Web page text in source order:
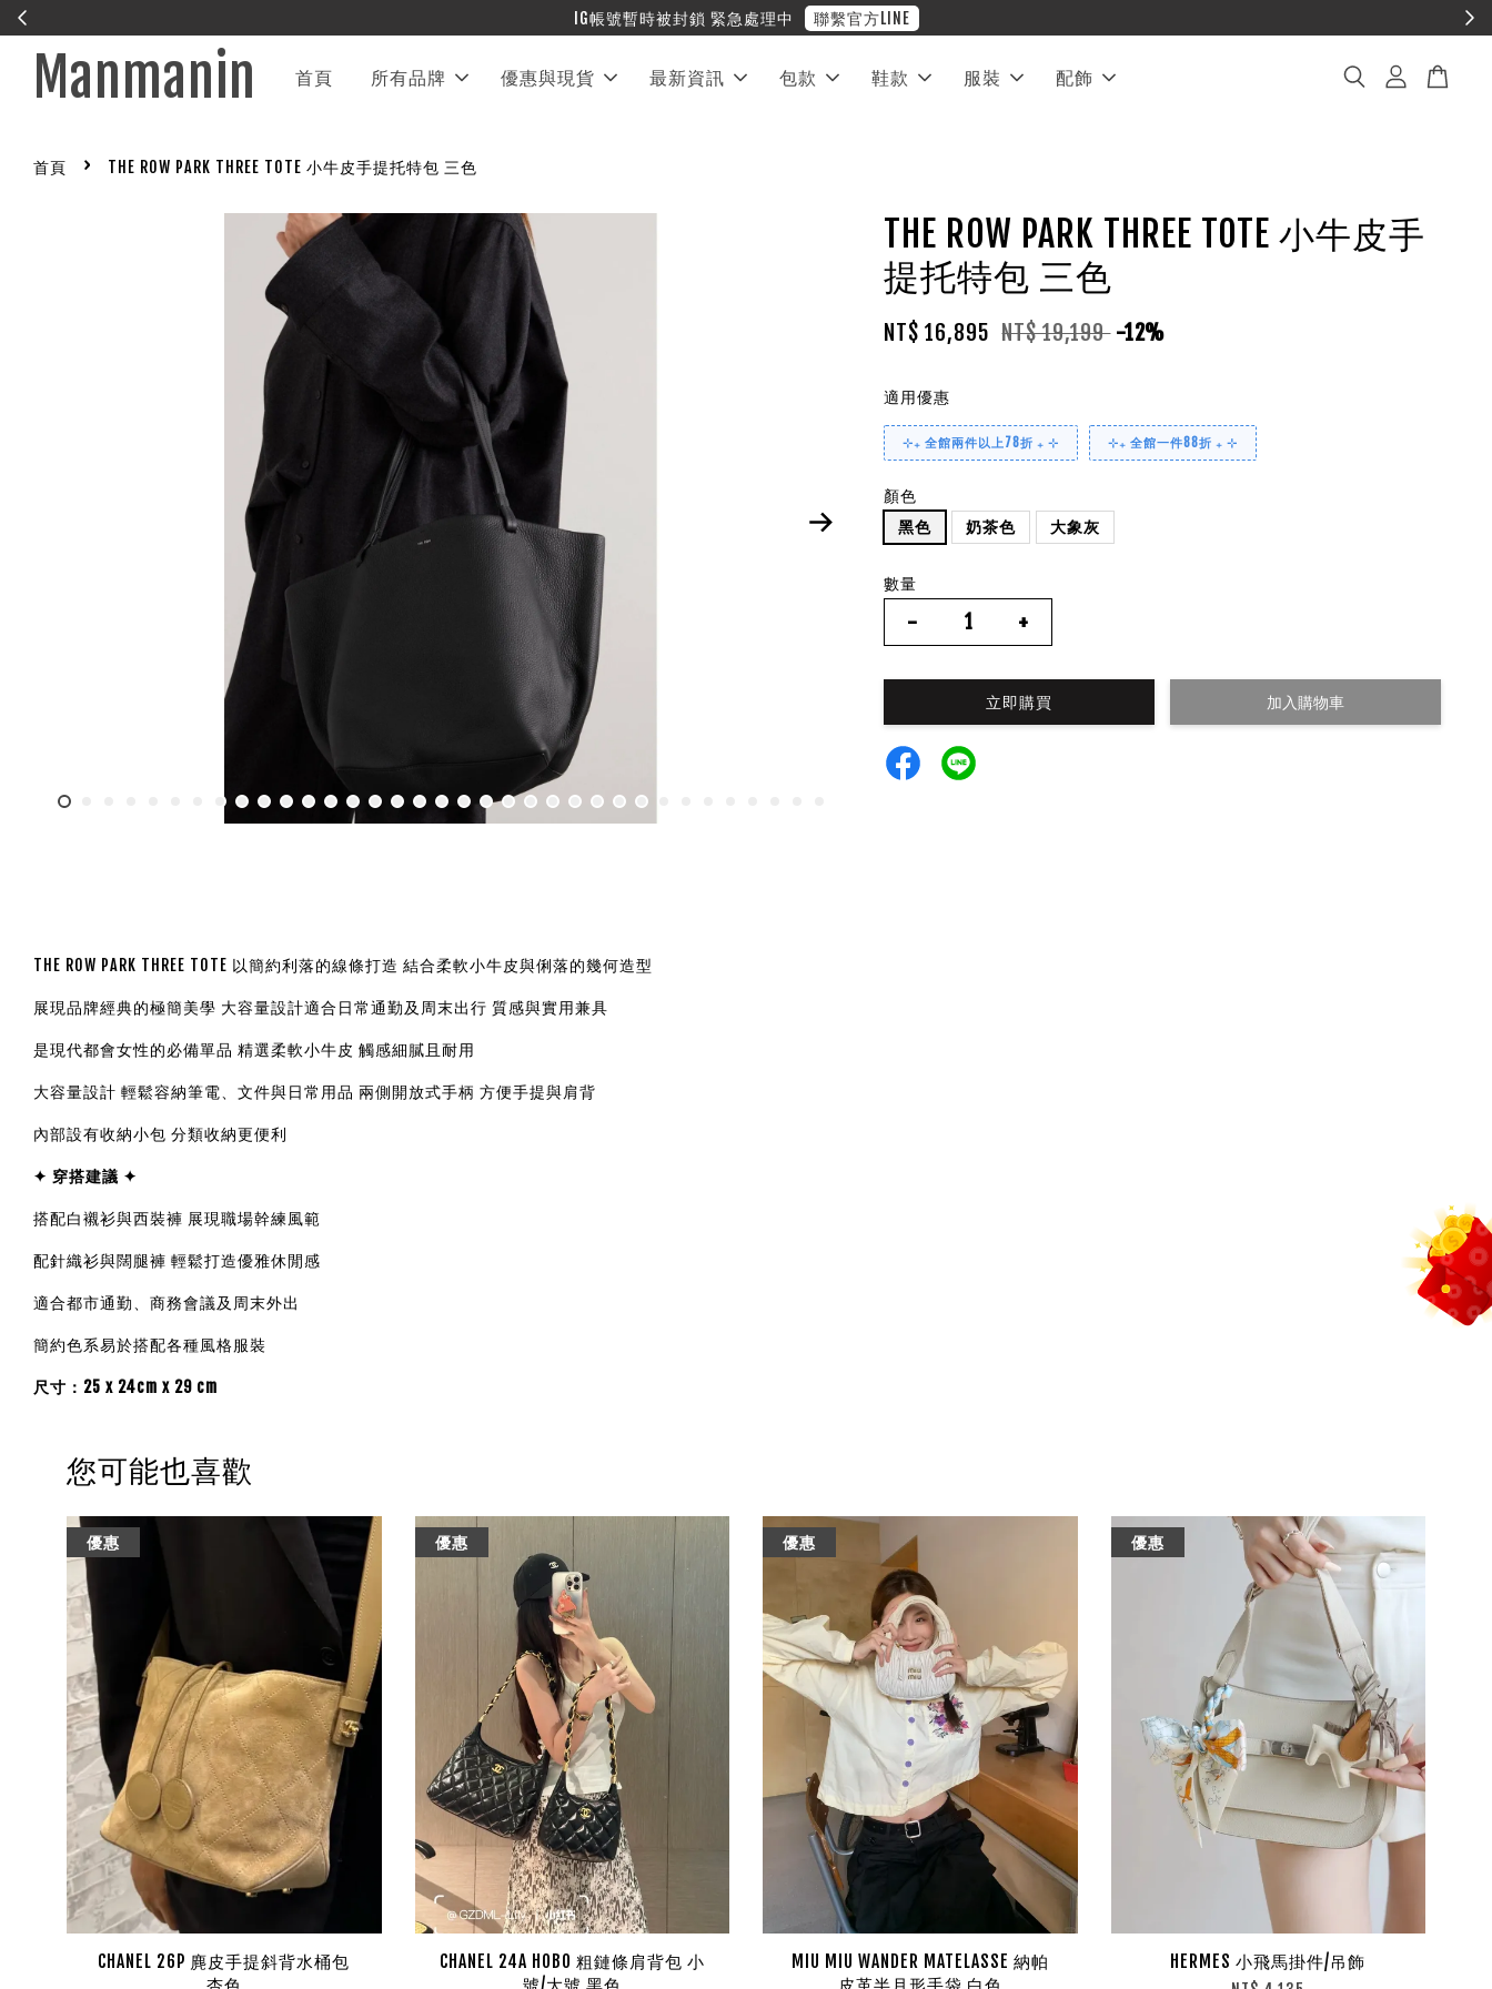
❤︎ 全館滿兩萬享免運
Manmanin 首頁 所有品牌 優惠與現貨 最新資訊 包款 鞋款 服裝 配飾
首頁 › THE ROW PARK THREE TOTE 小牛皮手提托特包 三色
THE ROW PARK THREE TOTE 小牛皮手
提托特包 三色
NT$ 16,895 NT$ 19,199 -12%
適用優惠
⊹₊ 全館兩件以上78折 ₊ ⊹ ⊹₊ 全館一件88折 ₊ ⊹
顏色
黑色
奶茶色 大象灰
數量
- +
立即購買 加入購物車
THE ROW PARK THREE TOTE 以簡約利落的線條打造 結合柔軟小牛皮與俐落的幾何造型
展現品牌經典的極簡美學 大容量設計適合日常通勤及周末出行 質感與實用兼具
是現代都會女性的必備單品 精選柔軟小牛皮 觸感細膩且耐用
大容量設計 輕鬆容納筆電、文件與日常用品 兩側開放式手柄 方便手提與肩背
內部設有收納小包 分類收納更便利
✦ 穿搭建議 ✦
搭配白襯衫與西裝褲 展現職場幹練風範
配針織衫與闊腿褲 輕鬆打造優雅休閒感
適合都市通勤、商務會議及周末外出
簡約色系易於搭配各種風格服裝
尺寸：25 x 24cm x 29 cm
您可能也喜歡
優惠
CHANEL 26P 麂皮手提斜背水桶包
優惠
CHANEL 24A HOBO 粗鏈條肩背包 小
優惠
MIU MIU WANDER MATELASSE 納帕
優惠
HERMES 小飛馬掛件/吊飾